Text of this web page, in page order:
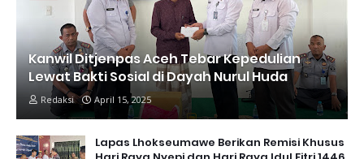
Kanwil Ditjenpas Aceh Tebar Kepedulian
Lewat Bakti Sosial di Dayah Nurul Huda
Redaksi April 15, 2025
Lapas Lhokseumawe Berikan Remisi Khusus